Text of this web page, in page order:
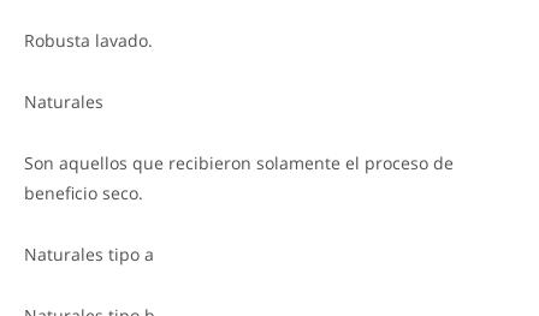
Robusta lavado.
Naturales
Son aquellos que recibieron solamente el proceso de
beneficio seco.
Naturales tipo a